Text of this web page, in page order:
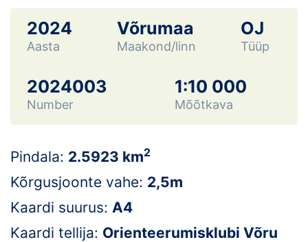
Toetamine
Telli litsents!
Noored
Loha
EOL
Galerii
2024
Aasta
Võrumaa
Maakond/linn
OJ
Tüüp
2024003
Number
1:10 000
Mõõtkava
Pindala: 2.5923 km2
Kõrgusjoonte vahe: 2,5m
Kaardi suurus: A4
Kaardi tellija: Orienteerumisklubi Võru